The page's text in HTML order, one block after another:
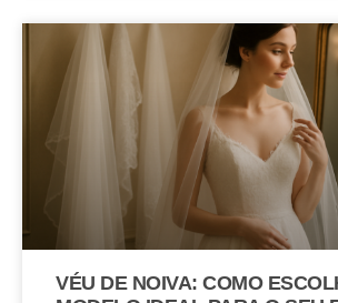
VÉU DE NOIVA: COMO